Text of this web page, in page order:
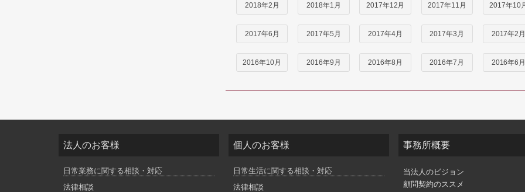
2018年2月 2018年1月 2017年12月 2017年11月 2017年10
2017年6月 2017年5月 2017年4月 2017年3月 2017年2
2016年10月 2016年9月 2016年8月 2016年7月 2016年6
法人のお客様
日常業務に関する相談・対応
法律相談
個人のお客様
日常生活に関する相談・対応
法律相談
事務所概要
当法人のビジョン
顧問契約のススメ